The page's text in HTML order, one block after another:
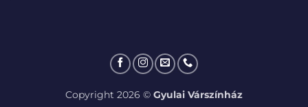
Copyright 2026 © Gyulai Várszínház